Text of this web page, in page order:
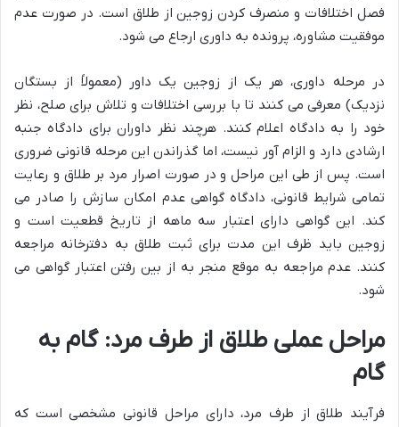
فصل اختلافات و منصرف کردن زوجین از طلاق است. در صورت عدم
موفقیت مشاوره، پرونده به داوری ارجاع می شود.
در مرحله داوری، هر یک از زوجین یک داور (معمولاً از بستگان
نزدیک) معرفی می کنند تا با بررسی اختلافات و تلاش برای صلح، نظر
خود را به دادگاه اعلام کنند. هرچند نظر داوران برای دادگاه جنبه
ارشادی دارد و الزام آور نیست، اما گذراندن این مرحله قانونی ضروری
است. پس از طی این مراحل و در صورت اصرار مرد بر طلاق و رعایت
تمامی شرایط قانونی، دادگاه گواهی عدم امکان سازش را صادر می
کند. این گواهی دارای اعتبار سه ماهه از تاریخ قطعیت است و
زوجین باید ظرف این مدت برای ثبت طلاق به دفترخانه مراجعه
کنند. عدم مراجعه به موقع منجر به از بین رفتن اعتبار گواهی می
شود.
مراحل عملی طلاق از طرف مرد: گام به
گام
فرآیند طلاق از طرف مرد، دارای مراحل قانونی مشخصی است که